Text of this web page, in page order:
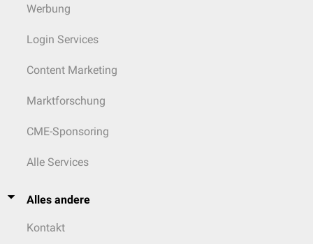
Werbung
Login Services
Content Marketing
Marktforschung
CME-Sponsoring
Alle Services
Alles andere
Kontakt